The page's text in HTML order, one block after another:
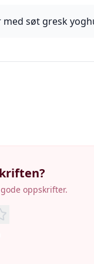
søt gresk
oppskrifter.